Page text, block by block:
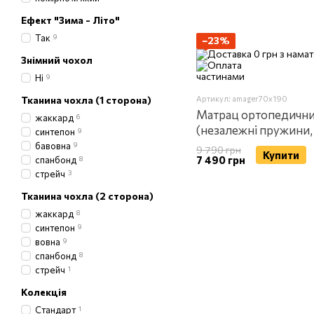
−23%
Артикул: amager70x190
Матрац
(незалежні
односпальний, 70 ×
9 790 грн
7 490 грн Купити
Ефект "Зима - Літо"
Так 9
Знімний чохол
Ні 9
Тканина чохла (1 сторона)
жаккард 6
синтепон 9
бавовна 9
спанбонд 8
стрейч 3
Тканина чохла (2 сторона)
жаккард 8
синтепон 9
вовна 9
спанбонд 8
стрейч 1
Колекція
Стандарт 1